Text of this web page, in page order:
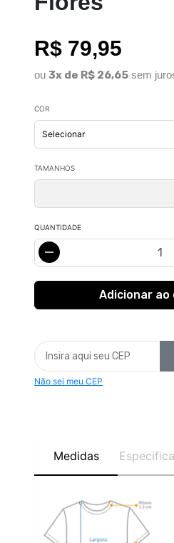
R$ 79,95
ou 3x de R$ 26,65 sem
COR
TAMANHOS
QUANTIDADE
Não sei meu CEP
Medidas